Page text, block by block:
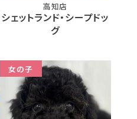
高知店
シェットランド・シープドッ
グ
女の子